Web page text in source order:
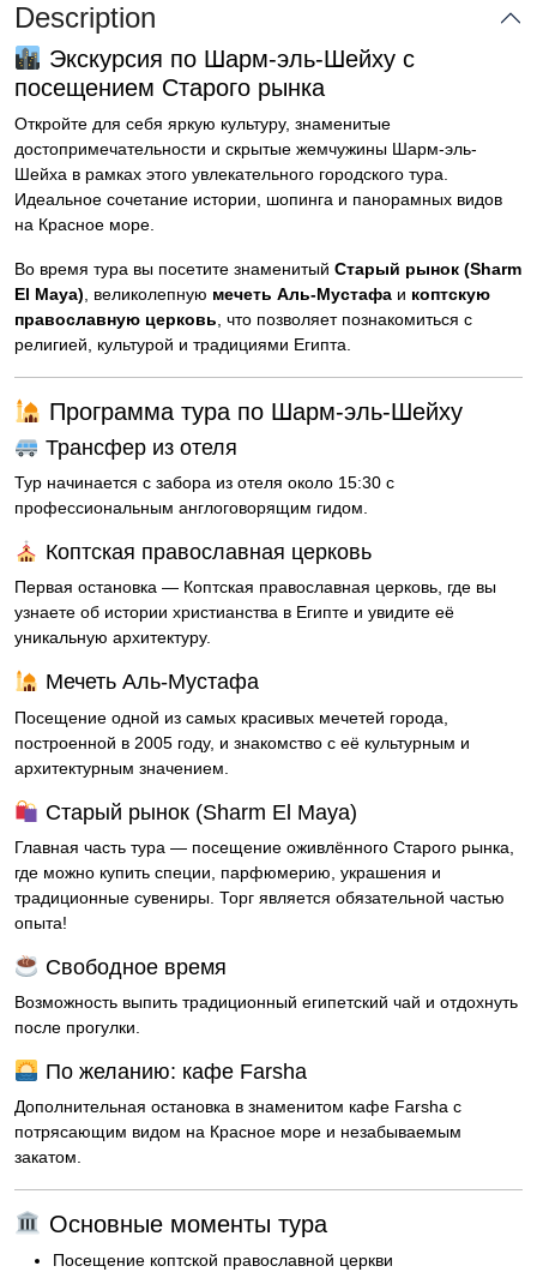
Description
Экскурсия по Шарм-эль-Шейху с
посещением Старого рынка
Откройте для себя яркую культуру, знаменитые
достопримечательности и скрытые жемчужины Шарм-эль-
Шейха в рамках этого увлекательного городского тура.
Идеальное сочетание истории, шопинга и панорамных видов
на Красное море.
Во время тура вы посетите знаменитый Старый рынок (Sharm
El Maya) , великолепную мечеть Аль-Мустафа и коптскую
православную церковь , что позволяет познакомиться с
религией, культурой и традициями Египта.
Программа тура по Шарм-эль-Шейху
Трансфер из отеля
Тур начинается с забора из отеля около 15:30 с
профессиональным англоговорящим гидом.
Коптская православная церковь
Первая остановка — Коптская православная церковь, где вы
узнаете об истории христианства в Египте и увидите её
уникальную архитектуру.
Мечеть Аль-Мустафа
Посещение одной из самых красивых мечетей города,
построенной в 2005 году, и знакомство с её культурным и
архитектурным значением.
Старый рынок (Sharm El Maya)
Главная часть тура — посещение оживлённого Старого рынка,
где можно купить специи, парфюмерию, украшения и
традиционные сувениры. Торг является обязательной частью
опыта!
Свободное время
Возможность выпить традиционный египетский чай и отдохнуть
после прогулки.
По желанию: кафе Farsha
Дополнительная остановка в знаменитом кафе Farsha с
потрясающим видом на Красное море и незабываемым
закатом.
Основные моменты тура
Посещение коптской православной церкви